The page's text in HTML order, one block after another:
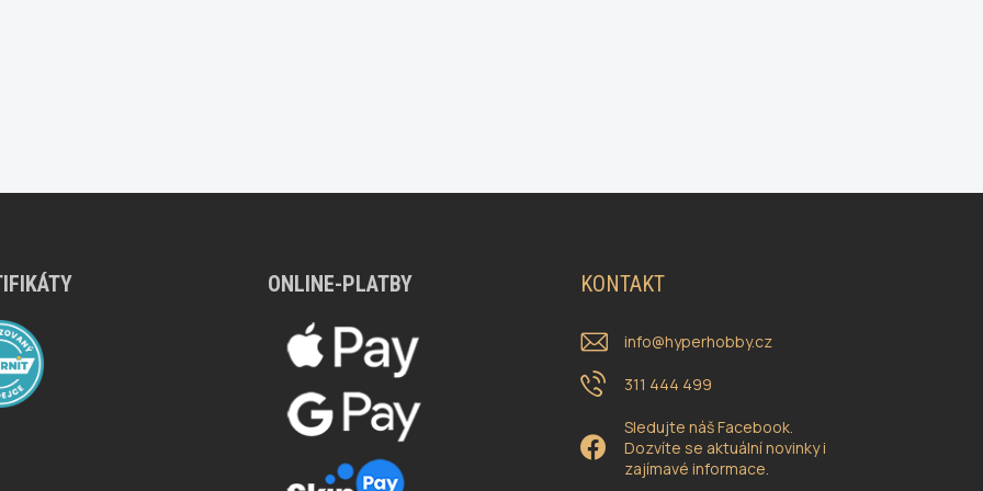
ONLINE-PLATBY KONTAKT
info@hyperhobby.cz
311 444 499
Sledujte náš Facebook.
Dozvíte se aktuální novinky i
zajímavé informace.